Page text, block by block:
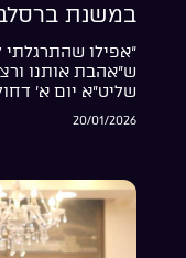
במשנת
“אפילו שהתרגלתי
ש”אהבת אותנו
שליט”א יום א’
20/01/2026